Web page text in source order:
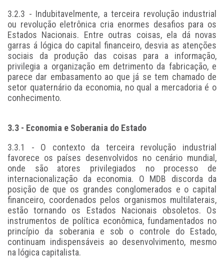
3.2.3 - Indubitavelmente, a terceira revolução industrial
ou revolução eletrônica cria enormes desafios para os
Estados Nacionais. Entre outras coisas, ela dá novas
garras á lógica do capital financeiro, desvia as atenções
sociais da produção das coisas para a informação,
privilegia a organização em detrimento da fabricação, e
parece dar embasamento ao que já se tem chamado de
setor quaternário da economia, no qual a mercadoria é o
conhecimento.
3.3 - Economia e Soberania do Estado
3.3.1 - O contexto da terceira revolução industrial
favorece os países desenvolvidos no cenário mundial,
onde são atores privilegiados no processo de
internacionalização da economia. O MDB discorda da
posição de que os grandes conglomerados e o capital
financeiro, coordenados pelos organismos multilaterais,
estão tornando os Estados Nacionais obsoletos. Os
instrumentos de política econômica, fundamentados no
princípio da soberania e sob o controle do Estado,
continuam indispensáveis ao desenvolvimento, mesmo
na lógica capitalista.